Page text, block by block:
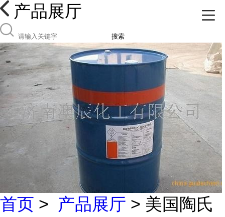
产品展厅
搜索
首页 > 产品展厅 > 美国陶氏